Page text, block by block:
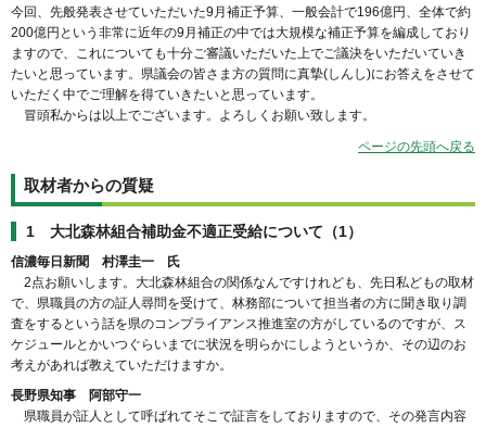
今回、先般発表させていただいた9月補正予算、一般会計で196億円、全体で約
200億円という非常に近年の9月補正の中では大規模な補正予算を編成しており
ますので、これについても十分ご審議いただいた上でご議決をいただいていき
たいと思っています。県議会の皆さま方の質問に真摯(しんし)にお答えをさせて
いただく中でご理解を得ていきたいと思っています。
冒頭私からは以上でございます。よろしくお願い致します。
ページの先頭へ戻る
取材者からの質疑
1 大北森林組合補助金不適正受給について（1）
信濃毎日新聞 村澤圭一 氏
2点お願いします。大北森林組合の関係なんですけれども、先日私どもの取材
で、県職員の方の証人尋問を受けて、林務部について担当者の方に聞き取り調
査をするという話を県のコンプライアンス推進室の方がしているのですが、ス
ケジュールとかいつぐらいまでに状況を明らかにしようというか、その辺のお
考えがあれば教えていただけますか。
長野県知事 阿部守一
県職員が証人として呼ばれてそこで証言をしておりますので、その発言内容